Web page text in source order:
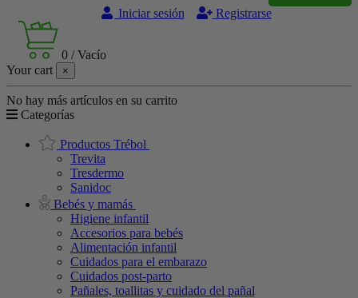
Iniciar sesión
Registrarse
0 /Vacío
Your cart
×
No hay más artículos en su carrito
Categorías
Productos Trébol
Trevita
Tresdermo
Sanidoc
Bebés y mamás
Higiene infantil
Accesorios para bebés
Alimentación infantil
Cuidados para el embarazo
Cuidados post-parto
Pañales, toallitas y cuidado del pañal